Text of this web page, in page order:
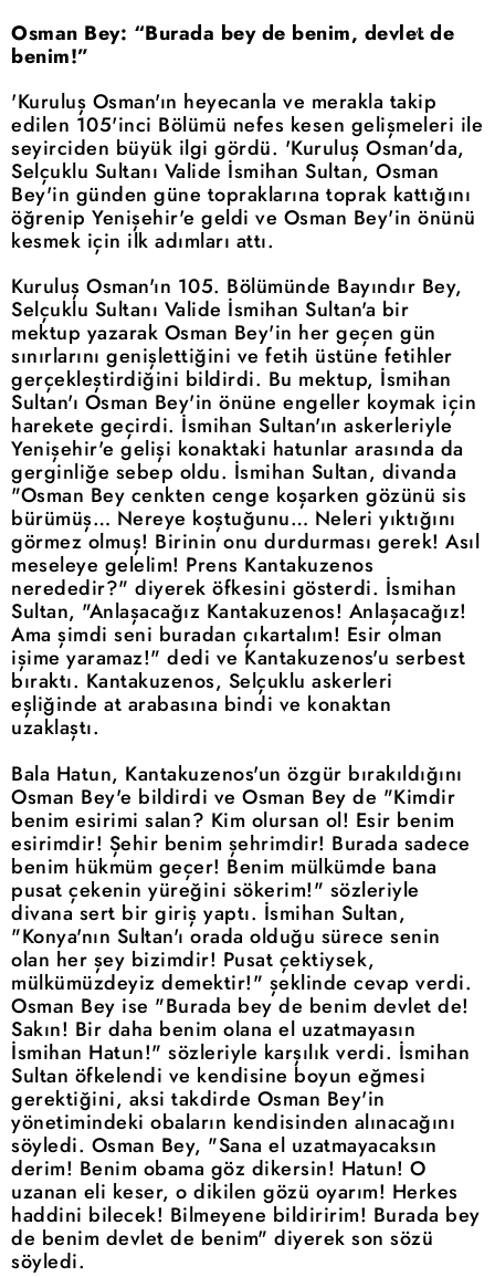
Osman Bey: “Burada bey de benim, devlet de
benim!”
'Kuruluş Osman'ın heyecanla ve merakla takip
edilen 105'inci Bölümü nefes kesen gelişmeleri ile
seyirciden büyük ilgi gördü. 'Kuruluş Osman'da,
Selçuklu Sultanı Valide İsmihan Sultan, Osman
Bey'in günden güne topraklarına toprak kattığını
öğrenip Yenişehir'e geldi ve Osman Bey'in önünü
kesmek için ilk adımları attı.
Kuruluş Osman'ın 105. Bölümünde Bayındır Bey,
Selçuklu Sultanı Valide İsmihan Sultan'a bir
mektup yazarak Osman Bey'in her geçen gün
sınırlarını genişlettiğini ve fetih üstüne fetihler
gerçekleştirdiğini bildirdi. Bu mektup, İsmihan
Sultan'ı Osman Bey'in önüne engeller koymak için
harekete geçirdi. İsmihan Sultan'ın askerleriyle
Yenişehir'e gelişi konaktaki hatunlar arasında da
gerginliğe sebep oldu. İsmihan Sultan, divanda
"Osman Bey cenkten cenge koşarken gözünü sis
bürümüş… Nereye koştuğunu… Neleri yıktığını
görmez olmuş! Birinin onu durdurması gerek! Asıl
meseleye gelelim! Prens Kantakuzenos
nerededir?" diyerek öfkesini gösterdi. İsmihan
Sultan, "Anlaşacağız Kantakuzenos! Anlaşacağız!
Ama şimdi seni buradan çıkartalım! Esir olman
işime yaramaz!" dedi ve Kantakuzenos'u serbest
bıraktı. Kantakuzenos, Selçuklu askerleri
eşliğinde at arabasına bindi ve konaktan
uzaklaştı.
Bala Hatun, Kantakuzenos'un özgür bırakıldığını
Osman Bey'e bildirdi ve Osman Bey de "Kimdir
benim esirimi salan? Kim olursan ol! Esir benim
esirimdir! Şehir benim şehrimdir! Burada sadece
benim hükmüm geçer! Benim mülkümde bana
pusat çekenin yüreğini sökerim!" sözleriyle
divana sert bir giriş yaptı. İsmihan Sultan,
"Konya'nın Sultan'ı orada olduğu sürece senin
olan her şey bizimdir! Pusat çektiysek,
mülkümüzdeyiz demektir!" şeklinde cevap verdi.
Osman Bey ise "Burada bey de benim devlet de!
Sakın! Bir daha benim olana el uzatmayasın
İsmihan Hatun!" sözleriyle karşılık verdi. İsmihan
Sultan öfkelendi ve kendisine boyun eğmesi
gerektiğini, aksi takdirde Osman Bey'in
yönetimindeki obaların kendisinden alınacağını
söyledi. Osman Bey, "Sana el uzatmayacaksın
derim! Benim obama göz dikersin! Hatun! O
uzanan eli keser, o dikilen gözü oyarım! Herkes
haddini bilecek! Bilmeyene bildiririm! Burada bey
de benim devlet de benim" diyerek son sözü
söyledi.